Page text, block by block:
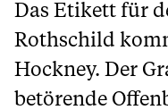
Das Etikett für
Rothschild
Hockney. Der
betörende